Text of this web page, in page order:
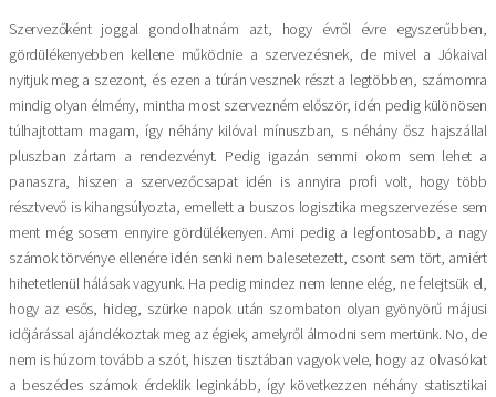
Szervezőként joggal gondolhatnám azt, hogy évről évre egyszerűbben,
gördülékenyebben kellene működnie a szervezésnek, de mivel a Jókaival
nyitjuk meg a szezont, és ezen a túrán vesznek részt a legtöbben, számomra
mindig olyan élmény, mintha most szervezném először, idén pedig különösen
túlhajtottam magam, így néhány kilóval mínuszban, s néhány ősz hajszállal
pluszban zártam a rendezvényt. Pedig igazán semmi okom sem lehet a
panaszra, hiszen a szervezőcsapat idén is annyira profi volt, hogy több
résztvevő is kihangsúlyozta, emellett a buszos logisztika megszervezése sem
ment még sosem ennyire gördülékenyen. Ami pedig a legfontosabb, a nagy
számok törvénye ellenére idén senki nem balesetezett, csont sem tört, amiért
hihetetlenül hálásak vagyunk. Ha pedig mindez nem lenne elég, ne felejtsük el,
hogy az esős, hideg, szürke napok után szombaton olyan gyönyörű májusi
időjárással ajándékoztak meg az égiek, amelyről álmodni sem mertünk. No, de
nem is húzom tovább a szót, hiszen tisztában vagyok vele, hogy az olvasókat
a beszédes számok érdeklik leginkább, így következzen néhány statisztikai